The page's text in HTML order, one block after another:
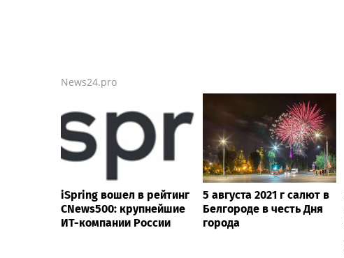
News24.pro
iSpring вошел в рейтинг
CNews500: крупнейшие
ИТ-компании России
5 августа 2021 г салют в
Белгороде в честь Дня
города